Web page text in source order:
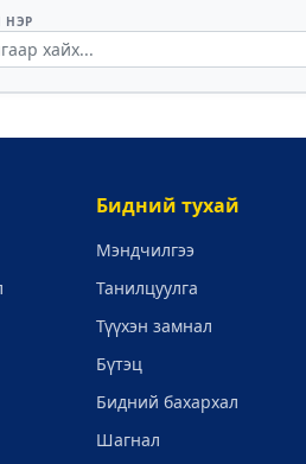
НЭР
Бидний тухай
Мэндчилгээ
Танилцуулга
Түүхэн замнал
Бүтэц
Бидний бахархал
Шагнал